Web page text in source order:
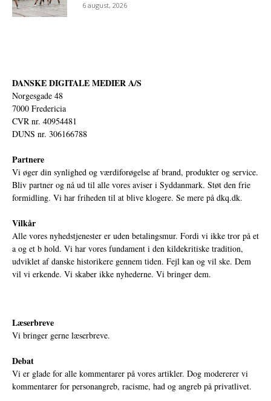
6 august, 2026
DANSKE DIGITALE MEDIER A/S
Norgesgade 48
7000 Fredericia
CVR nr. 40954481
DUNS nr. 306166788
Partnere
Vi øger din synlighed og værdiforøgelse af brand, produkter og service.
Bliv partner og nå ud til alle vores aviser i Syddanmark. Støt den frie
formidling. Vi har friheden til at blive klogere. Se mere på dkq.dk.
Vilkår
Alle vores nyhedstjenester er uden betalingsmur. Fordi vi ikke tror på et
a og et b hold. Vi har vores fundament i den kildekritiske tradition,
udviklet af danske historikere gennem tiden. Fejl kan og vil ske. Dem
vil vi erkende. Vi skaber ikke nyhederne. Vi bringer dem.
Læserbreve
Vi bringer gerne læserbreve.
Debat
Vi er glade for alle kommentarer på vores artikler. Dog modererer vi
kommentarer for personangreb, racisme, had og angreb på privatlivet.